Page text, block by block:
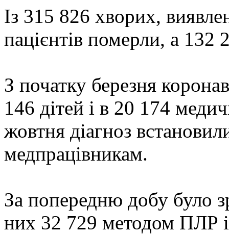
Із 315 826 хворих,
пацієнтів померли, а
З початку березня
146 дітей і в 20 174
жовтня діагноз
медпрацівникам.
За попередню добу було
них 32 729 методом ПЛР